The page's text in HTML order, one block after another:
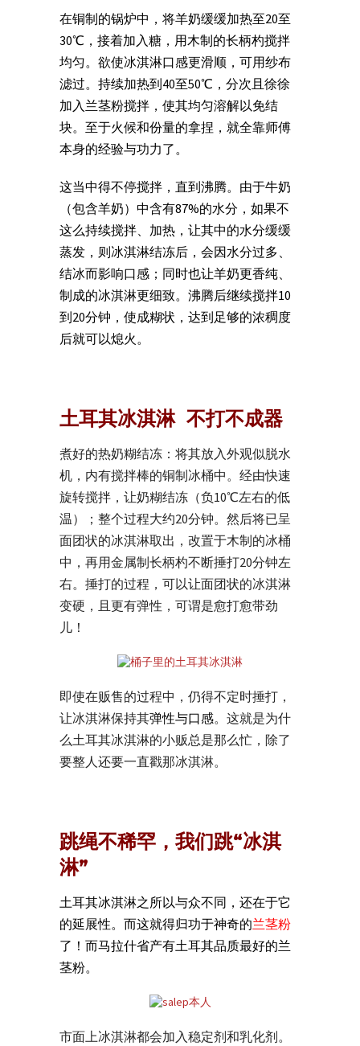
在铜制的锅炉中，将羊奶缓缓加热至20至
30℃，接着加入糖，用木制的长柄杓搅拌
均匀。欲使冰淇淋口感更滑顺，可用纱布
滤过。持续加热到40至50℃，分次且徐徐
加入兰茎粉搅拌，使其均匀溶解以免结
块。至于火候和份量的拿捏，就全靠师傅
本身的经验与功力了。
这当中得不停搅拌，直到沸腾。由于牛奶
（包含羊奶）中含有87%的水分，如果不
这么持续搅拌、加热，让其中的水分缓缓
蒸发，则冰淇淋结冻后，会因水分过多、
结冰而影响口感；同时也让羊奶更香纯、
制成的冰淇淋更细致。 沸腾后继续搅拌10
到20分钟，使成糊状，达到足够的浓稠度
后就可以熄火。
土耳其冰淇淋 不打不成器
煮好的热奶糊结冻：将其放入外观似脱水
机，内有搅拌棒的铜制冰桶中。经由快速
旋转搅拌，让奶糊结冻（负10℃左右的低
温）；整个过程大约20分钟。然后将已呈
面团状的冰淇淋取出，改置于木制的冰桶
中，再用金属制长柄杓不断捶打20分钟左
右。捶打的过程，可以让面团状的冰淇淋
变硬，且更有弹性，可谓是愈打愈带劲
儿！
即使在贩售的过程中，仍得不定时捶打，
让冰淇淋保持其弹性与口感。这就是为什
么土耳其冰淇淋的小贩总是那么忙，除了
要整人还要一直戳那冰淇淋。
跳绳不稀罕，我们跳“冰淇
淋”
土耳其冰淇淋之所以与众不同，还在于它
的延展性。而这就得归功于神奇的兰茎粉
了！而马拉什省产有土耳其品质最好的兰
茎粉。
市面上冰淇淋都会加入稳定剂和乳化剂。